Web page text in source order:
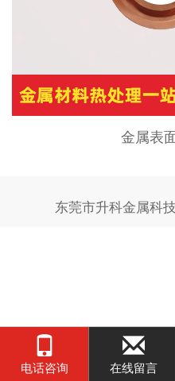
金属表
东莞市升科金属科
电话咨询 在线留言